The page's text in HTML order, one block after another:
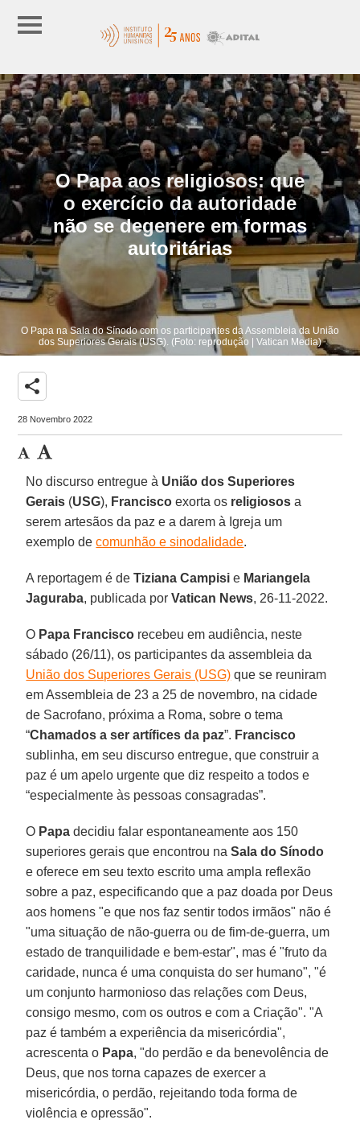
O Papa aos religiosos: que
o exercício da autoridade
não se degenere em formas
autoritárias
O Papa na Sala do Sínodo com os participantes da Assembleia da União
dos Superiores Gerais (USG). (Foto: reprodução | Vatican Media)
share
28 Novembro 2022
No discurso entregue à União dos Superiores
Gerais (USG), Francisco exorta os religiosos a
serem artesãos da paz e a darem à Igreja um
exemplo decomunhão e sinodalidade.
A reportagem é deTiziana Campisi e Mariangela
Jaguraba, publicada porVatican News, 26-11-2022.
O Papa Francisco recebeu em audiência, neste
sábado (26/11), os participantes da assembleia da
União dos Superiores Gerais (USG) que se reuniram
em Assembleia de 23 a 25 de novembro, na cidade
de Sacrofano, próxima a Roma, sobre o tema
“Chamados a ser artífices da paz”. Francisco
sublinha, em seu discurso entregue, que construir a
paz é um apelo urgente que diz respeito a todos e
“especialmente às pessoas consagradas”.
O Papa decidiu falar espontaneamente aos 150
superiores gerais que encontrou naSala do Sínodo
e oferece em seu texto escrito uma ampla reflexão
sobre a paz, especificando que a paz doada por Deus
aos homens "e que nos faz sentir todos irmãos" não é
"uma situação de não-guerra ou de fim-de-guerra, um
estado de tranquilidade e bem-estar", mas é "fruto da
caridade, nunca é uma conquista do ser humano", "é
um conjunto harmonioso das relações com Deus,
consigo mesmo, com os outros e com a Criação". "A
paz é também a experiência da misericórdia",
acrescenta o Papa, "do perdão e da benevolência de
Deus, que nos torna capazes de exercer a
misericórdia, o perdão, rejeitando toda forma de
violência e opressão".